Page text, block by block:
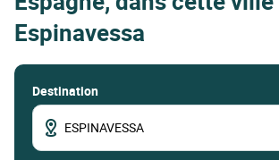
Espinavessa
Destination